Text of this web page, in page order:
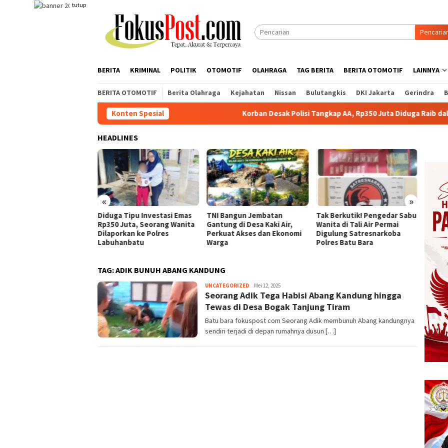
tutup
BERITA KRIMINAL POLITIK OTOMOTIF OLAHRAGA TAG BERITA BERITA OTOMOTIF LAINNYA
BERITA OTOMOTIF Berita Olahraga Kejahatan Nissan Bulutangkis DKI Jakarta Gerindra
Konten Spesial Korban Desak Polisi Tangkap AA, Rp350 Juta Diduga Raib dalam
HEADLINES
« »
Diduga Tipu Investasi Emas
Rp350 Juta, Seorang Wanita
Dilaporkan ke Polres
Labuhanbatu
TNI Bangun Jembatan
Gantung di Desa Kaki Air,
Perkuat Akses dan Ekonomi
Warga
Tak Berkutik! Pengedar Sabu
Wanita di Tali Air Permai
Digulung Satresnarkoba
Polres Batu Bara
Plh
TAG:ADIK BUNUH ABANG KANDUNG
UNCATEGORIZEDHerman.
Damanik
Mei 12, 2025
Seorang Adik Tega Habisi Abang Kandung hingga
Tewas di Desa Bogak Tanjung Tiram
Batu bara fokuspost com Seorang Adik membunuh Abang kandungnya
sendiri terjadi di depan rumahnya dusun […]